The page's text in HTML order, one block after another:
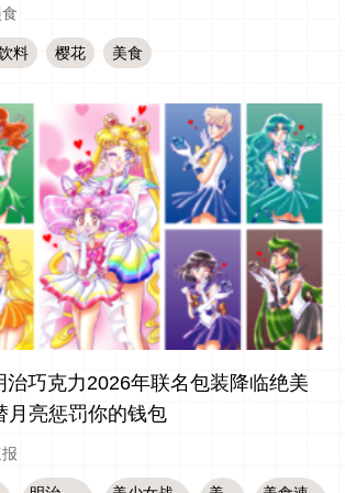
料 樱花 美食
治巧克力2026年联名包装降临绝美
月亮惩罚你的钱包